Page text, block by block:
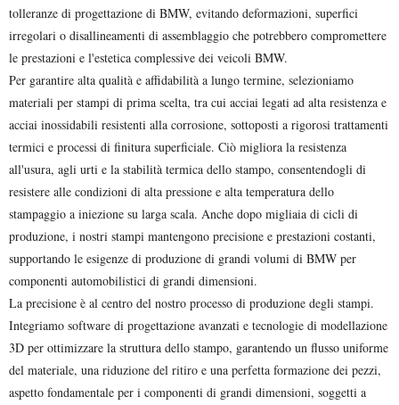
tolleranze di progettazione di BMW, evitando deformazioni, superfici
irregolari o disallineamenti di assemblaggio che potrebbero compromettere
le prestazioni e l'estetica complessive dei veicoli BMW.
Per garantire alta qualità e affidabilità a lungo termine, selezioniamo
materiali per stampi di prima scelta, tra cui acciai legati ad alta resistenza e
acciai inossidabili resistenti alla corrosione, sottoposti a rigorosi trattamenti
termici e processi di finitura superficiale. Ciò migliora la resistenza
all'usura, agli urti e la stabilità termica dello stampo, consentendogli di
resistere alle condizioni di alta pressione e alta temperatura dello
stampaggio a iniezione su larga scala. Anche dopo migliaia di cicli di
produzione, i nostri stampi mantengono precisione e prestazioni costanti,
supportando le esigenze di produzione di grandi volumi di BMW per
componenti automobilistici di grandi dimensioni.
La precisione è al centro del nostro processo di produzione degli stampi.
Integriamo software di progettazione avanzati e tecnologie di modellazione
3D per ottimizzare la struttura dello stampo, garantendo un flusso uniforme
del materiale, una riduzione del ritiro e una perfetta formazione dei pezzi,
aspetto fondamentale per i componenti di grandi dimensioni, soggetti a